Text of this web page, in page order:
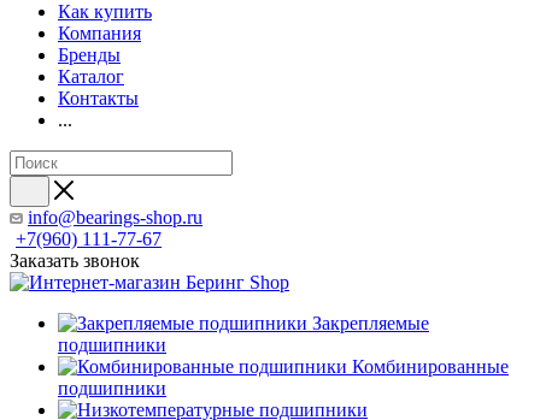
Как купить
Компания
Бренды
Каталог
Контакты
...
info@bearings-shop.ru
+7(960) 111-77-67
Заказать звонок
Закрепляемые
подшипники
Комбинированные
подшипники